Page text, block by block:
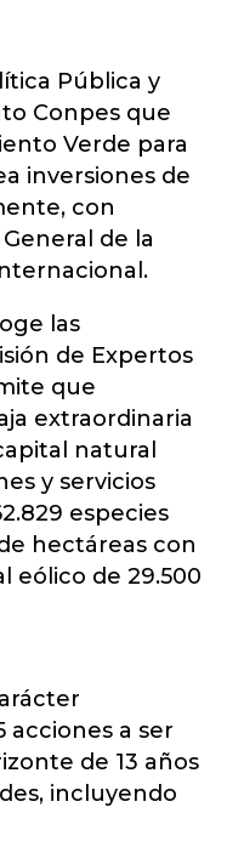
Pública y
Conpes que
Verde para
inversiones de
con
de la
las
de Expertos
que
extraordinaria
natural
y servicios
especies
hectáreas con
eólico de 29.500
acciones a ser
de 13 años
incluyendo